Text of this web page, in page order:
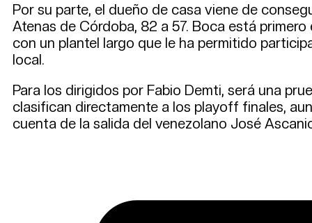
Por su parte, el dueño de casa viene de
Atenas de Córdoba, 82 a 57. Boca está
con un plantel largo que le ha permitido
local.
Para los dirigidos por Fabio Demti, será una
clasifican directamente a los playoff finales,
cuenta de la salida del venezolano José